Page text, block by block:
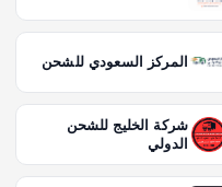
المركز السعودي للشحن
شركة الخليج للشحن
الدولي